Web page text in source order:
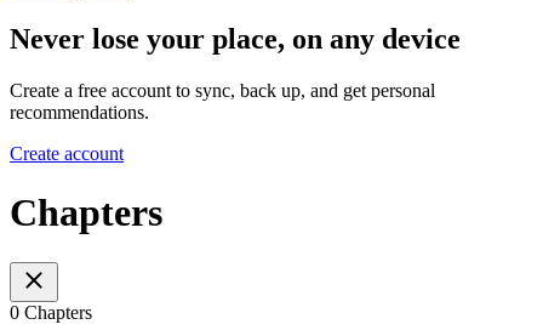
Never lose your place, on any device
Create a free account to sync, back up, and get personal
recommendations.
Create account
Chapters
0 Chapters